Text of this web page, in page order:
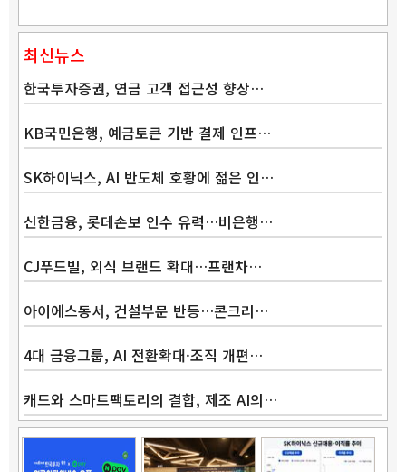
Band
최신뉴스
한국투자증권, 연금 고객 접근성 향상…
KB국민은행, 예금토큰 기반 결제 인프…
SK하이닉스, AI 반도체 호황에 젊은 인…
신한금융, 롯데손보 인수 유력…비은행…
CJ푸드빌, 외식 브랜드 확대…프랜차…
아이에스동서, 건설부문 반등…콘크리…
4대 금융그룹, AI 전환확대·조직 개편…
캐드와 스마트팩토리의 결합, 제조 AI의…